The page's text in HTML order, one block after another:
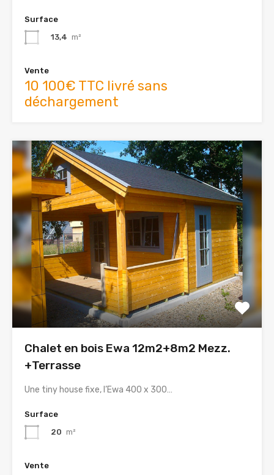
Surface
13,4 m²
Vente
10 100€ TTC livré sans
déchargement
Chalet en bois Ewa 12m2+8m2 Mezz.
+Terrasse
Une tiny house fixe, l’Ewa 400 x 300…
Surface
20 m²
Vente